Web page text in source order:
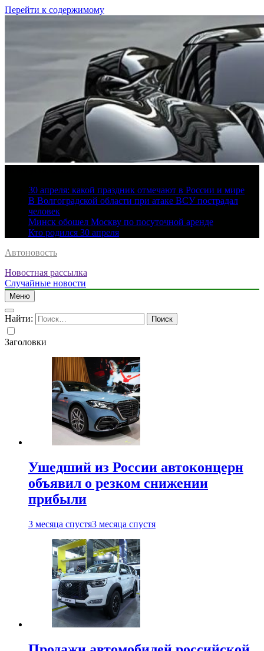
Перейти к содержимому
30 апреля: какой праздник отмечают в России и мире
В Волгоградской области при атаке ВСУ пострадал
человек
Минск обошел Москву по посуточной аренде
Кто родился 30 апреля
Автоновость
Новостная рассылка
Случайные новости
Меню
Найти:
Заголовки
Ушедший из России автоконцерн
объявил о резком снижении
прибыли
3 месяца спустя3 месяца спустя